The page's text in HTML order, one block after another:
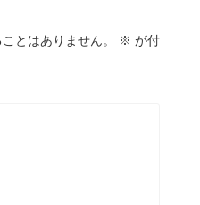
とはありません。 ※ が付